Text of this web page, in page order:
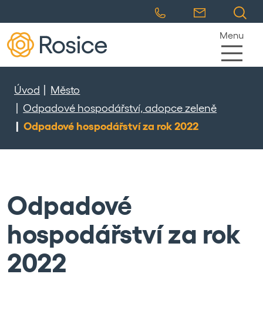
Menu
Úvod
Město
Odpadové hospodářství, adopce zeleně
Odpadové hospodářství za rok 2022
Odpadové
hospodářství za rok
2022